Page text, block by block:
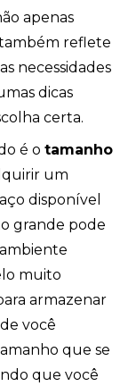
apenas
reflete
necessidades
dicas
certa.
é otamanho
um
disponível
grande pode
muito
armazenar
você
que se
que você